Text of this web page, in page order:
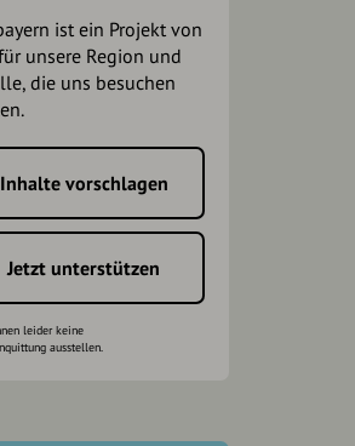
ist ein Projekt von
unsere Region und
die uns besuchen
Inhalte vorschlagen
Jetzt unterstützen
leider keine
ausstellen.